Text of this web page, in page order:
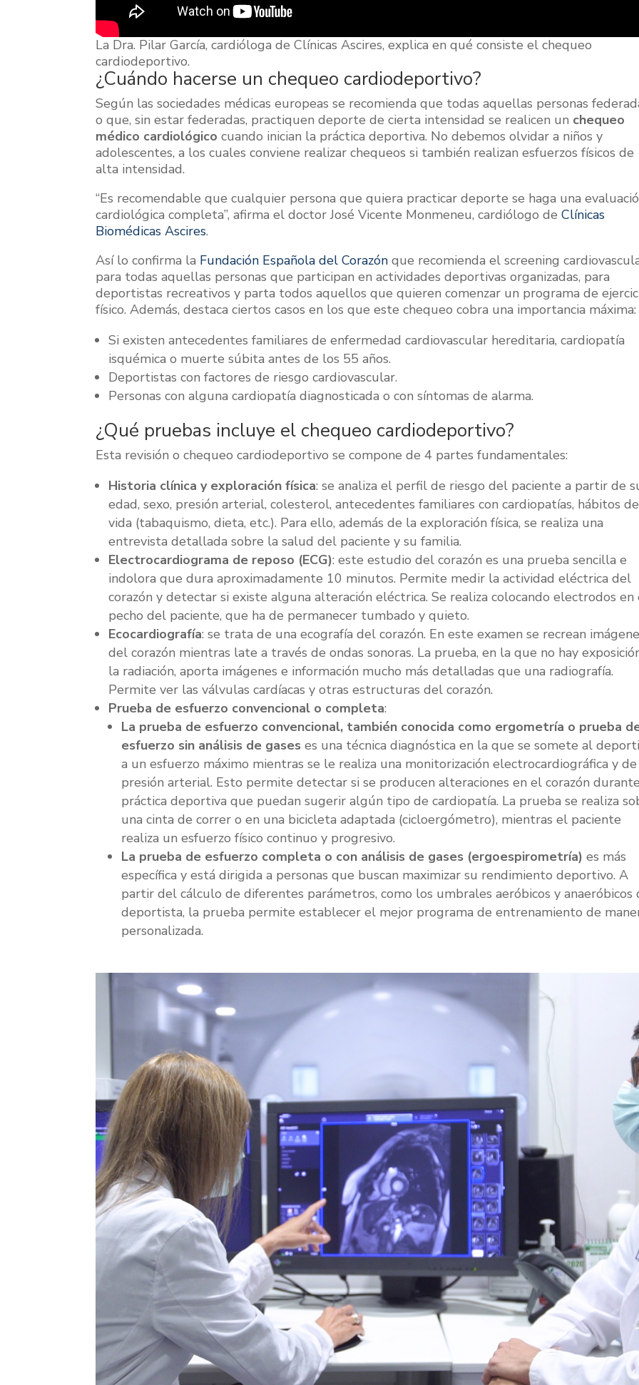
La Dra. Pilar García, cardióloga de Clínicas Ascires, explica en qué consiste el chequeo
cardiodeportivo.
¿Cuándo hacerse un chequeo cardiodeportivo?
Según las sociedades médicas europeas se recomienda que todas aquellas personas
o que, sin estar federadas, practiquen deporte de cierta intensidad se realicen un chequeo
médico cardiológico cuando inician la práctica deportiva. No debemos olvidar a niños y
adolescentes, a los cuales conviene realizar chequeos si también realizan esfuerzos físicos de
alta intensidad.
“Es recomendable que cualquier persona que quiera practicar deporte se haga una
cardiológica completa”, afirma el doctor José Vicente Monmeneu, cardiólogo deClínicas
Biomédicas Ascires.
Así lo confirma la Fundación Española del Corazón que recomienda el screening
para todas aquellas personas que participan en actividades deportivas organizadas, para
deportistas recreativos y parta todos aquellos que quieren comenzar un programa de
físico. Además, destaca ciertos casos en los que este chequeo cobra una importancia máxima:
Si existen antecedentes familiares de enfermedad cardiovascular hereditaria, cardiopatía
isquémica o muerte súbita antes de los 55 años.
Deportistas con factores de riesgo cardiovascular.
Personas con alguna cardiopatía diagnosticada o con síntomas de alarma.
¿Qué pruebas incluye el chequeo cardiodeportivo?
Esta revisión o chequeo cardiodeportivo se compone de 4 partes fundamentales:
Historia clínica y exploración física: se analiza el perfil de riesgo del paciente a partir de
edad, sexo, presión arterial, colesterol, antecedentes familiares con cardiopatías, hábitos de
vida (tabaquismo, dieta, etc.). Para ello, además de la exploración física, se realiza una
entrevista detallada sobre la salud del paciente y su familia.
Electrocardiograma de reposo (ECG): este estudio del corazón es una prueba sencilla e
indolora que dura aproximadamente 10 minutos. Permite medir la actividad eléctrica del
corazón y detectar si existe alguna alteración eléctrica. Se realiza colocando electrodos en
pecho del paciente, que ha de permanecer tumbado y quieto.
Ecocardiografía: se trata de una ecografía del corazón. En este examen se recrean
del corazón mientras late a través de ondas sonoras. La prueba, en la que no hay
la radiación, aporta imágenes e información mucho más detalladas que una radiografía.
Permite ver las válvulas cardíacas y otras estructuras del corazón.
Prueba de esfuerzo convencional o completa:
La prueba de esfuerzo convencional, también conocida como ergometría o prueba
esfuerzo sin análisis de gaseses una técnica diagnóstica en la que se somete al
a un esfuerzo máximo mientras se le realiza una monitorización electrocardiográfica y
presión arterial. Esto permite detectar si se producen alteraciones en el corazón
práctica deportiva que puedan sugerir algún tipo de cardiopatía. La prueba se realiza
una cinta de correr o en una bicicleta adaptada (cicloergómetro), mientras el paciente
realiza un esfuerzo físico continuo y progresivo.
La prueba de esfuerzo completa o con análisis de gases (ergoespirometría)es más
específica y está dirigida a personas que buscan maximizar su rendimiento deportivo. A
partir del cálculo de diferentes parámetros, como los umbrales aeróbicos y anaeróbicos
deportista, la prueba permite establecer el mejor programa de entrenamiento de
personalizada.